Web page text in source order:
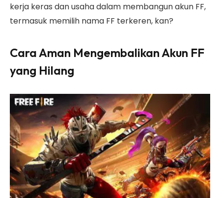
kerja keras dan usaha dalam membangun akun FF,
termasuk memilih nama FF terkeren, kan?
Cara Aman Mengembalikan Akun FF
yang Hilang